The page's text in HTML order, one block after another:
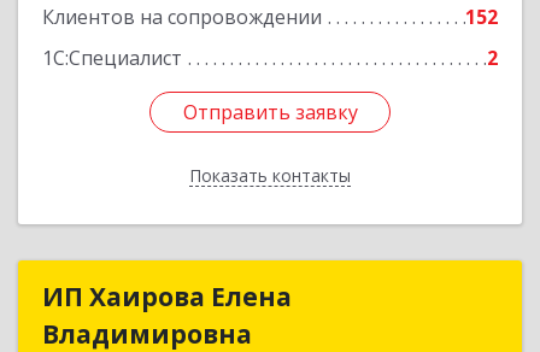
Клиентов на сопровождении
152
1С:Специалист
2
Отправить заявку
Показать контакты
Подробнее
Отправить заявку
Назад
ИП Хаирова Елена
Владимировна
ИП Хаирова Елена